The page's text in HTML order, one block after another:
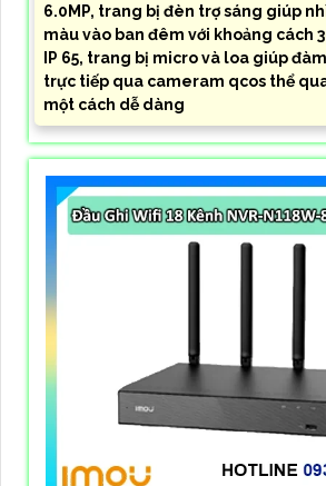
6.0MP, trang bị đèn trợ sáng giúp
màu vào ban đêm với khoảng cách
IP 65, trang bị micro và loa giúp
trực tiếp qua cameram qcos thể
một cách dễ dàng